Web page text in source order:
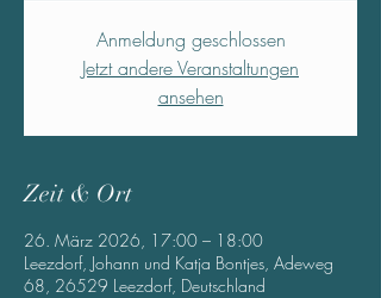
Anmeldung geschlossen
Jetzt andere Veranstaltungen
ansehen
Zeit & Ort
26. März 2026, 17:00 – 18:00
Leezdorf, Johann und Katja Bontjes, Adeweg
68, 26529 Leezdorf, Deutschland